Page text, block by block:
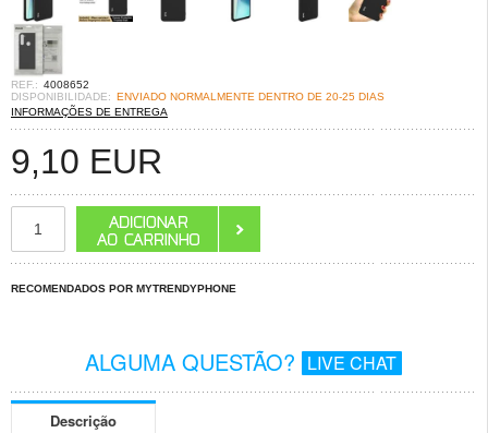
REF.: 4008652
DISPONIBILIDADE: ENVIADO NORMALMENTE DENTRO DE 20-25 DIAS
INFORMAÇÕES DE ENTREGA
9,10 EUR
RECOMENDADOS POR MYTRENDYPHONE
ALGUMA QUESTÃO? LIVE CHAT
Descrição